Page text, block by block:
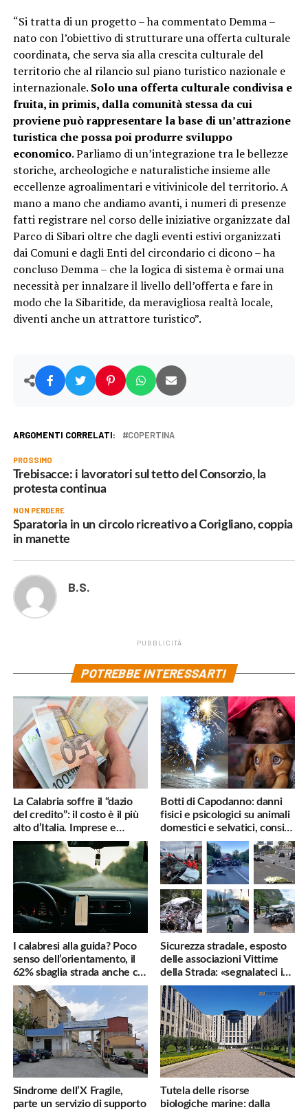
“Si tratta di un progetto – ha commentato Demma –
nato con l’obiettivo di strutturare una offerta culturale
coordinata, che serva sia alla crescita culturale del
territorio che al rilancio sul piano turistico nazionale e
internazionale. Solo una offerta culturale condivisa e
fruita, in primis, dalla comunità stessa da cui
proviene può rappresentare la base di un’attrazione
turistica che possa poi produrre sviluppo
economico. Parliamo di un’integrazione tra le bellezze
storiche, archeologiche e naturalistiche insieme alle
eccellenze agroalimentari e vitivinicole del territorio. A
mano a mano che andiamo avanti, i numeri di presenze
fatti registrare nel corso delle iniziative organizzate dal
Parco di Sibari oltre che dagli eventi estivi organizzati
dai Comuni e dagli Enti del circondario ci dicono – ha
concluso Demma – che la logica di sistema è ormai una
necessità per innalzare il livello dell’offerta e fare in
modo che la Sibaritide, da meravigliosa realtà locale,
diventi anche un attrattore turistico”.
ARGOMENTI CORRELATI: COPERTINA
PROSSIMO
Trebisacce: i lavoratori sul tetto del Consorzio, la
protesta continua
NON PERDERE
Sparatoria in un circolo ricreativo a Corigliano, coppia
in manette
B.S.
PUBBLICITÀ
POTREBBE INTERESSARTI
La Calabria soffre il “dazio
del credito”: il costo è il più
alto d’Italia. Imprese e
famiglie penalizzate
Botti di Capodanno: danni
fisici e psicologici su animali
domestici e selvatici, consigli
utili
I calabresi alla guida? Poco
senso dell’orientamento, il
62% sbaglia strada anche col
navigatore
Sicurezza stradale, esposto
delle associazioni Vittime
della Strada: «segnalateci i
pericoli, interverremo
subito»
Sindrome dell’X Fragile,
parte un servizio di supporto
Tutela delle risorse
biologiche marine: dalla